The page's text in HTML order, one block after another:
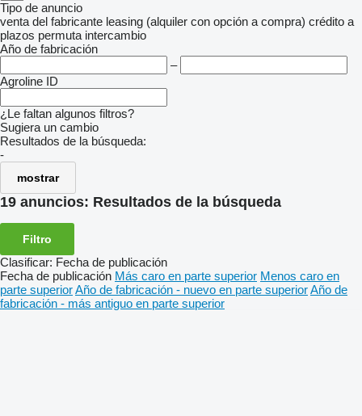
Tipo de anuncio
venta del fabricante leasing (alquiler con opción a compra) crédito a
plazos permuta intercambio
Año de fabricación
–
Agroline ID
¿Le faltan algunos filtros?
Sugiera un cambio
Resultados de la búsqueda:
-
mostrar
19 anuncios: Resultados de la búsqueda
Filtro
Clasificar: Fecha de publicación
Fecha de publicación Más caro en parte superior Menos caro en
parte superiorAño de fabricación - nuevo en parte superiorAño de
fabricación - más antiguo en parte superior